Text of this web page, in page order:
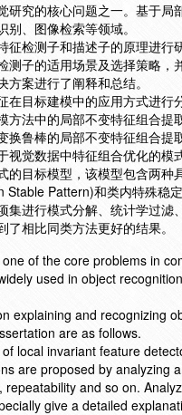
研究的核心问题之一。基于
、图像检索等领域。
征检测子和描述子的原理进
测子的适用场景及选择策略
案进行了阐释和总结。
在目标建模中的应用方式进行
方法中的局部不变特征组合
换鲁棒的局部不变特征组合
视觉数据中特征组合优化的模
的目标模型，该模型包含两
Stable Pattern)和类内特殊稳
集进行模式分解、统计学过
相比同类方法更好的结果。
of the core problems in
used in object
explaining and recognizing
are as follows.
local invariant feature
are proposed by analyzing
repeatability and so on.
give a detailed